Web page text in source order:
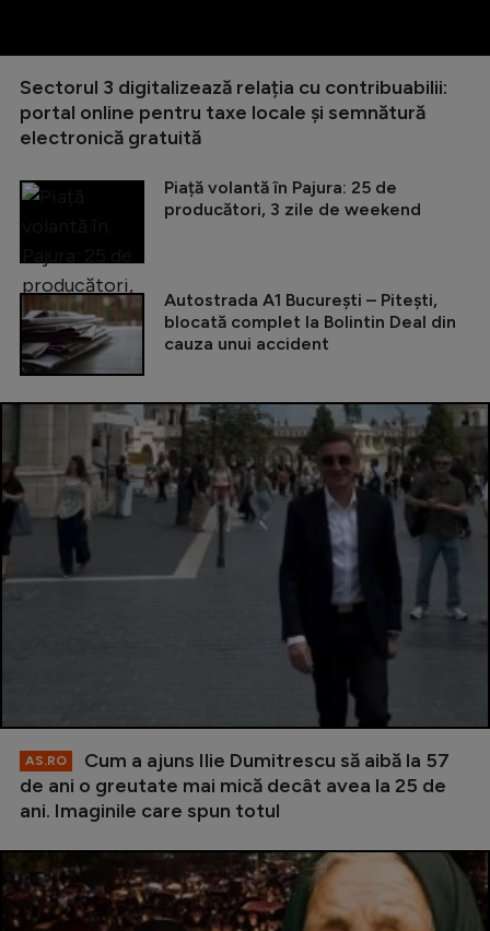
Sectorul 3 digitalizează relația cu contribuabilii:
portal online pentru taxe locale și semnătură
electronică gratuită
Piață volantă în Pajura: 25 de
producători, 3 zile de weekend
Autostrada A1 București – Pitești,
blocată complet la Bolintin Deal din
cauza unui accident
AS.RO
Cum a ajuns Ilie Dumitrescu să aibă la 57
de ani o greutate mai mică decât avea la 25 de
ani. Imaginile care spun totul